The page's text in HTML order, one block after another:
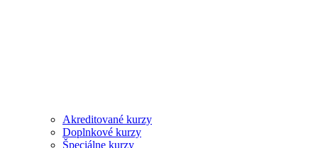
Akreditované kurzy
Doplnkové kurzy
Špeciálne kurzy